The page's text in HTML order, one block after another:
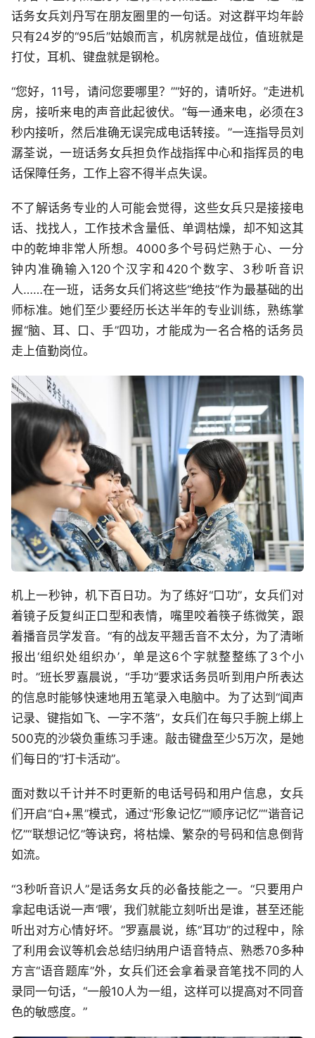
话务女兵刘丹写在朋友圈里的一句话。对这群平均年龄
只有24岁的“95后”姑娘而言，机房就是战位，值班就是
打仗，耳机、键盘就是钢枪。
“您好，11号，请问您要哪里？”“好的，请听好。”走进机
房，接听来电的声音此起彼伏。“每一通来电，必须在3
秒内接听，然后准确无误完成电话转接。”一连指导员刘
潺荃说，一班话务女兵担负作战指挥中心和指挥员的电
话保障任务，工作上容不得半点失误。
不了解话务专业的人可能会觉得，这些女兵只是接接电
话、找找人，工作技术含量低、单调枯燥，却不知这其
中的乾坤非常人所想。4000多个号码烂熟于心、一分
钟内准确输入120个汉字和420个数字、3秒听音识
人……在一班，话务女兵们将这些“绝技”作为最基础的出
师标准。她们至少要经历长达半年的专业训练，熟练掌
握“脑、耳、口、手”四功，才能成为一名合格的话务员
走上值勤岗位。
机上一秒钟，机下百日功。为了练好“口功”，女兵们对
着镜子反复纠正口型和表情，嘴里咬着筷子练微笑，跟
着播音员学发音。“有的战友平翘舌音不太分，为了清晰
报出‘组织处组织办’，单是这6个字就整整练了3个小
时。”班长罗嘉晨说，“手功”要求话务员听到用户所表达
的信息时能够快速地用五笔录入电脑中。为了达到“闻声
记录、键指如飞、一字不落”，女兵们在每只手腕上绑上
500克的沙袋负重练习手速。敲击键盘至少5万次，是她
们每日的“打卡活动”。
面对数以千计并不时更新的电话号码和用户信息，女兵
们开启“白+黑”模式，通过“形象记忆”“顺序记忆”“谐音记
忆”“联想记忆”等诀窍，将枯燥、繁杂的号码和信息倒背
如流。
“3秒听音识人”是话务女兵的必备技能之一。“只要用户
拿起电话说一声‘喂’，我们就能立刻听出是谁，甚至还能
听出对方心情好坏。”罗嘉晨说，练“耳功”的过程中，除
了利用会议等机会总结归纳用户语音特点、熟悉70多种
方言“语音题库”外，女兵们还会拿着录音笔找不同的人
录同一句话，“一般10人为一组，这样可以提高对不同音
色的敏感度。”